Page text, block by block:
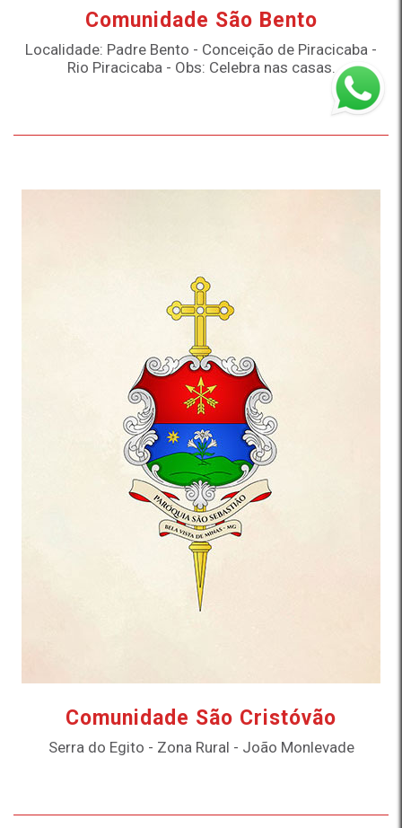
Comunidade São Bento
Localidade: Padre Bento - Conceição de Piracicaba -
Rio Piracicaba - Obs: Celebra nas casas.
Comunidade São Cristóvão
Serra do Egito - Zona Rural - João Monlevade